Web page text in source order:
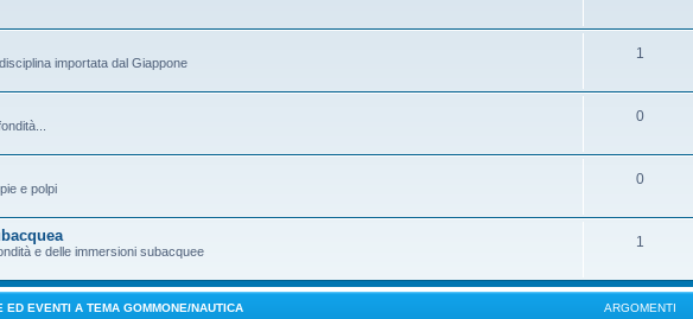
importata dal Giappone
1
0
e polpi
0
e delle immersioni subacquee
1
EVENTI A TEMA GOMMONE/NAUTICA ARGOMENTI